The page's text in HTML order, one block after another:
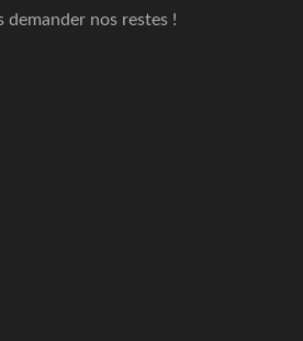
demander nos restes !